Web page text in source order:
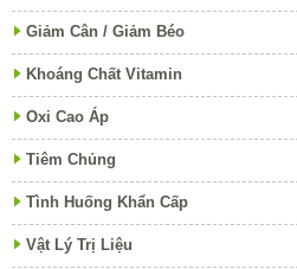
Giảm Cân / Giảm Béo
Khoáng Chất Vitamin
Oxi Cao Áp
Tiêm Chủng
Tình Huống Khẩn Cấp
Vật Lý Trị Liệu